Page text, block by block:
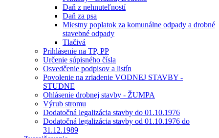
Daň z nehnuteľností
Daň za psa
Miestny poplatok za komunálne odpady a drobné
stavebné odpady
Tlačivá
Prihlásenie na TP, PP
Určenie súpisného čísla
Osvedčenie podpisov a listín
Povolenie na zriadenie VODNEJ STAVBY -
STUDNE
Ohlásenie drobnej stavby - ŽUMPA
Výrub stromu
Dodatočná legalizácia stavby do 01.10.1976
Dodatočná legalizácia stavby od 01.10.1976 do
31.12.1989